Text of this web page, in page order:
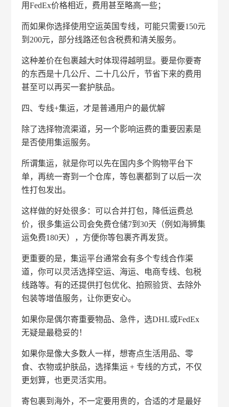
用FedEx价格相近，费用甚至略高一些；
而如果你选择使用空运英国专线，可能只需要150元
到200元，部分线路还包含税费和清关服务。
这种差价在包裹越大时体现得越明显。要是你要寄
的东西是十几公斤、二十几公斤，节省下来的费用
甚至可以再买一套护肤品。
四、专线+集运，才是普通用户的最优解
除了选择物流渠道，另一个影响运费的重要因素是
是否使用集运服务。
所谓集运，就是你可以先在国内多个购物平台下
单，再统一寄到一个仓库，等包裹都到了以后一次
性打包发出。
这样做的好处很多：可以合并打包，降低运费总
价，很多集运公司会免费仓储7到30天（例如海狮集
运免费180天），方便你等包裹齐再发货。
更重要的是，集运平台通常会有多个专线合作渠
道，你可以灵活选择空运、海运、电商专线、包税
线路等。有的还提供打包优化、拍照验货、去除外
包装等增值服务，让你更安心。
如果你是偶尔寄重要物品、急件，选DHL或FedEx
无疑是最稳妥的！
如果你是像大多数人一样，想寄点生活用品、零
食、衣物或护肤品，选择集运 + 专线的方式，不仅
更划算，也更灵活实用。
寄包裹到海外，不一定要用贵的，合适的才是最好